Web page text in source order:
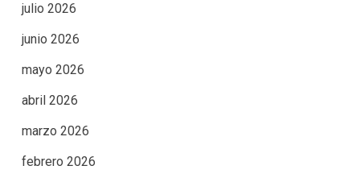
julio 2026
junio 2026
mayo 2026
abril 2026
marzo 2026
febrero 2026